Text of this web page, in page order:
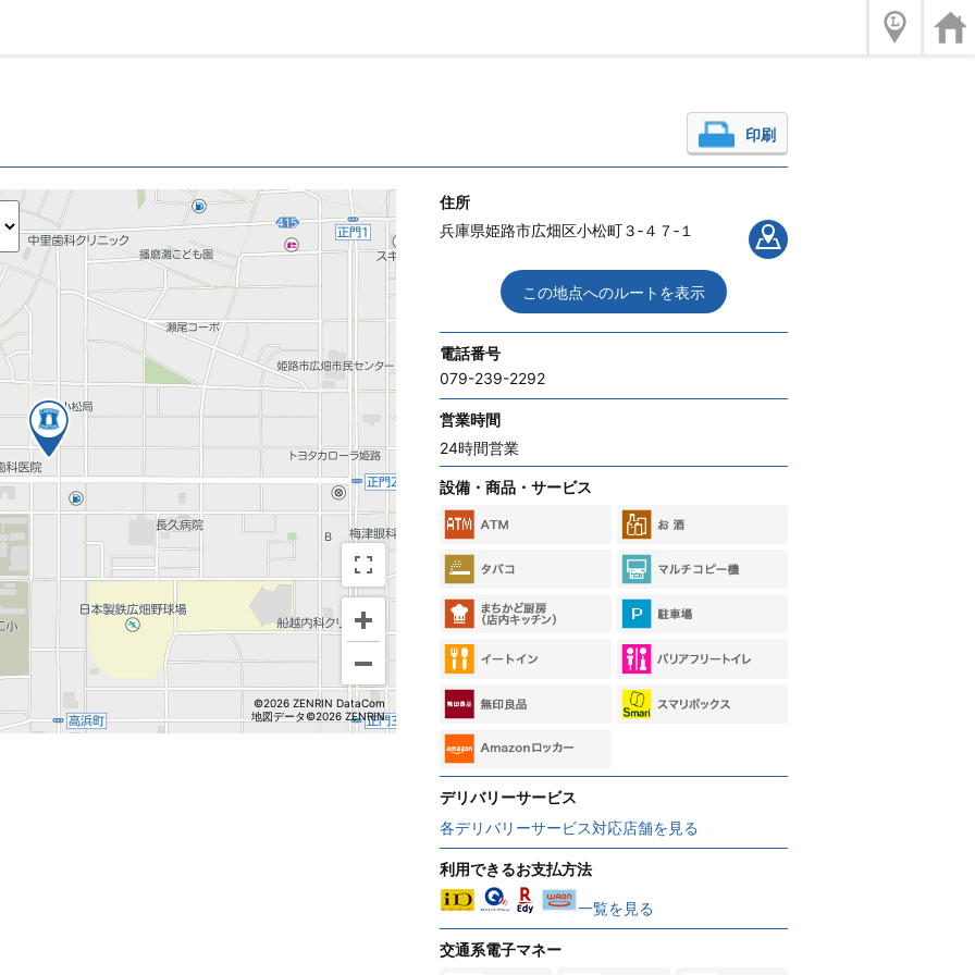
印刷
©2026 ZENRIN DataCom
地図データ©2026 ZENRIN
住所
兵庫県姫路市広畑区小松町３‐４７‐１
この地点へのルートを表示
電話番号
079-239-2292
営業時間
24時間営業
設備・商品・サービス
デリバリーサービス
各デリバリーサービス対応店舗を見る
利用できるお支払方法
一覧を見る
交通系電子マネー